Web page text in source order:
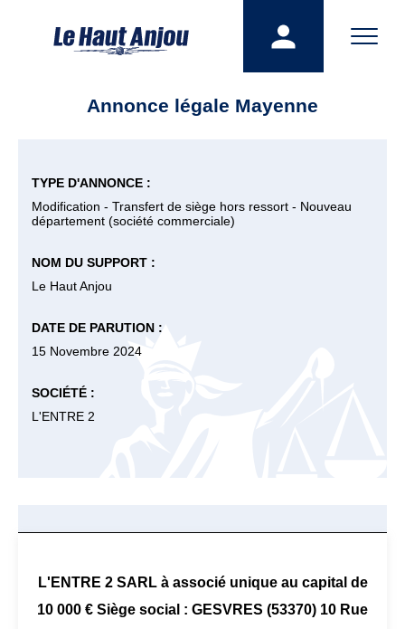
Annonce légale Mayenne
TYPE D'ANNONCE :
Modification - Transfert de siège hors ressort - Nouveau
département (société commerciale)
NOM DU SUPPORT :
Le Haut Anjou
DATE DE PARUTION :
15 Novembre 2024
SOCIÉTÉ :
L'ENTRE 2
L'ENTRE 2 SARL à associé unique au capital de
10 000 € Siège social : GESVRES (53370) 10 Rue